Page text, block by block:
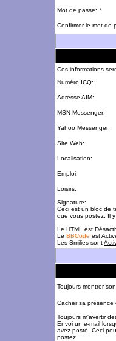
Mot de passe: *
Confirmer le mot de
Ces informations
Numéro ICQ:
Adresse AIM:
MSN Messenger:
Yahoo Messenger:
Site Web:
Localisation:
Emploi:
Loisirs:
Signature:
Ceci est un bloc de
que vous postez. Il
Le HTML est
Le BBCode est
Les Smilies sont
Toujours montrer
Cacher sa présence
Toujours m'avertir
Envoi un e-mail
avez posté. Ceci
postez.